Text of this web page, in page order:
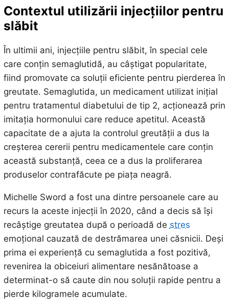
Contextul utilizării injecțiilor pentru
slăbit
În ultimii ani, injecțiile pentru slăbit, în special cele
care conțin semaglutidă, au câștigat popularitate,
fiind promovate ca soluții eficiente pentru pierderea în
greutate. Semaglutida, un medicament utilizat inițial
pentru tratamentul diabetului de tip 2, acționează prin
imitația hormonului care reduce apetitul. Această
capacitate de a ajuta la controlul greutății a dus la
creșterea cererii pentru medicamentele care conțin
această substanță, ceea ce a dus la proliferarea
produselor contrafăcute pe piața neagră.
Michelle Sword a fost una dintre persoanele care au
recurs la aceste injecții în 2020, când a decis să își
recâștige greutatea după o perioadă de stres
emoțional cauzată de destrămarea unei căsnicii. Deși
prima ei experiență cu semaglutida a fost pozitivă,
revenirea la obiceiuri alimentare nesănătoase a
determinat-o să caute din nou soluții rapide pentru a
pierde kilogramele acumulate.